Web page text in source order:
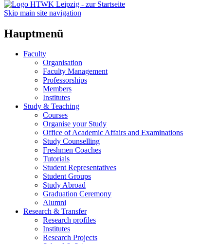
Skip main site navigation
Hauptmenü
Faculty
Organisation
Faculty Management
Professorships
Members
Institutes
Study & Teaching
Courses
Organise your Study
Office of Academic Affairs and Examinations
Study Counselling
Freshmen Coaches
Tutorials
Student Representatives
Student Groups
Study Abroad
Graduation Ceremony
Alumni
Research & Transfer
Research profiles
Institutes
Research Projects